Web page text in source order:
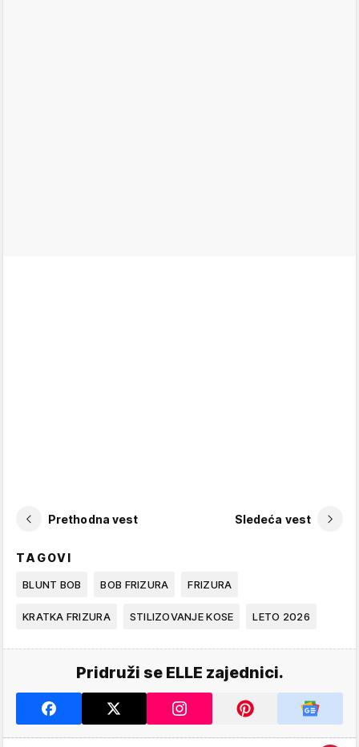
Prethodna vest Sledeća vest
TAGOVI
BLUNT BOB BOB FRIZURA FRIZURA
KRATKA FRIZURA STILIZOVANJE KOSE LETO 2026
Pridruži se ELLE zajednici.